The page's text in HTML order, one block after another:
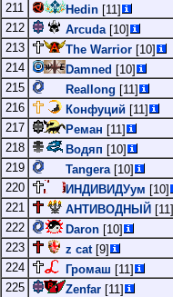
211
Hedin [11]
212
Arcuda[10]
213
The Warrior [10]
214
Damned [10]
215
Reallong [11]
216
Конфуций [11]
217
Реман [11]
218
Водяп [10]
219
Tangera[10]
220
ИНДИВИДУум [10]
221
АНТИВОДНЫЙ [11]
222
Daron [10]
223
z cat[9]
224
Громаш [11]
225
Zenfar [11]